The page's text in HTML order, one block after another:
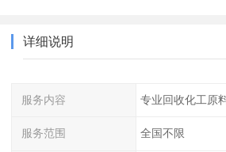
详细说明
服务内容 专业回收化工原
服务范围 全国不限